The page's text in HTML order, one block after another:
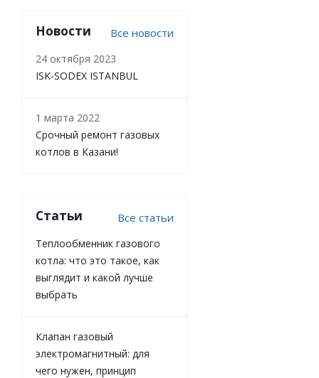
Новости Все новости
24 октября 2023
ISK-SODEX ISTANBUL
1 марта 2022
Срочный ремонт газовых
котлов в Казани!
Статьи Все статьи
Теплообменник газового
котла: что это такое, как
выглядит и какой лучше
выбрать
Клапан газовый
электромагнитный: для
чего нужен, принцип